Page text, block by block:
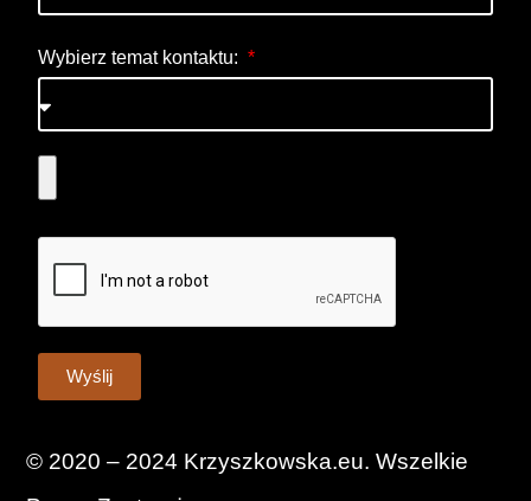
Wybierz temat kontaktu:
Wyślij
© 2020 – 2024 Krzyszkowska.eu. Wszelkie